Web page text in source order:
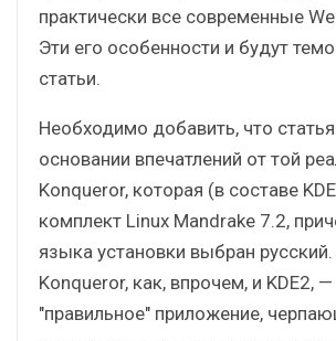
практически все современные
Эти его особенности и будут
статьи.
Необходимо добавить, что
основании впечатлений от той
Konqueror, которая (в составе
комплект Linux Mandrake 7.2,
языка установки выбран
Konqueror, как, впрочем, и KDE2, —
"правильное" приложение,